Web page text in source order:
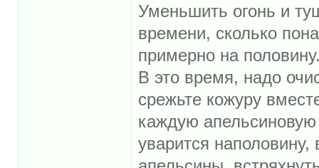
Уменьшить огонь и
времени, сколько
примерно на
В это время, надо
срежьте кожуру
каждую апельсиновую
уварится